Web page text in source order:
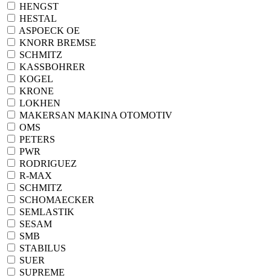
HENGST
HESTAL
ASPOECK ОЕ
KNORR BREMSE
SСHMITZ
KASSBOHRER
KOGEL
KRONE
LOKHEN
MAKERSAN MAKINA OTOMOTIV
OMS
PETERS
PWR
RODRIGUEZ
R-MAX
SCHMITZ
SCHOMAECKER
SEMLASTIK
SESAM
SMB
STABILUS
SUER
SUPREME